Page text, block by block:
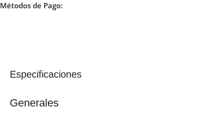
Métodos de Pago:
Especificaciones
Generales